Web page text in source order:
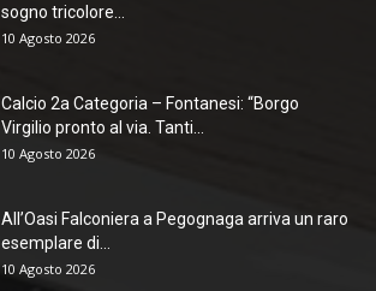
sogno tricolore...
10 Agosto 2026
Calcio 2a Categoria – Fontanesi: “Borgo
Virgilio pronto al via. Tanti...
10 Agosto 2026
All’Oasi Falconiera a Pegognaga arriva un raro
esemplare di...
10 Agosto 2026